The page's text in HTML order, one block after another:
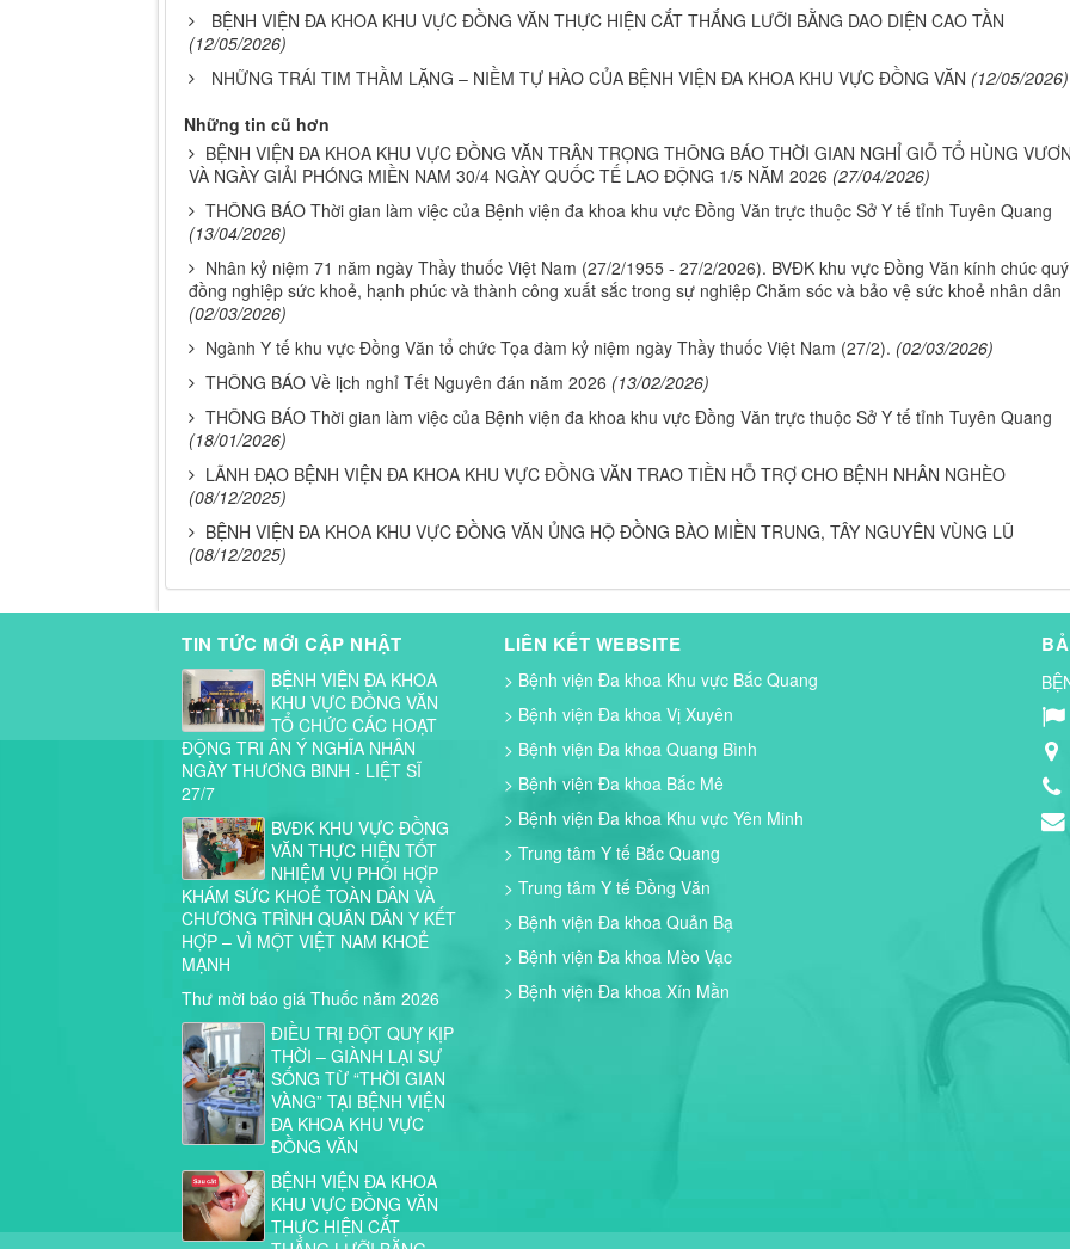
BỆNH VIỆN ĐA KHOA KHU VỰC ĐỒNG VĂN THỰC HIỆN CẮT THẮNG LƯỠI BẰNG DAO DIỆN CAO TẦN
(12/05/2026)
NHỮNG TRÁI TIM THẦM LẶNG – NIỀM TỰ HÀO CỦA BỆNH VIỆN ĐA KHOA KHU VỰC ĐỒNG VĂN (12/05/2026)
Những tin cũ hơn
BỆNH VIỆN ĐA KHOA KHU VỰC ĐỒNG VĂN TRÂN TRỌNG THÔNG BÁO THỜI GIAN NGHỈ GIỖ TỔ HÙNG
VÀ NGÀY GIẢI PHÓNG MIỀN NAM 30/4 NGÀY QUỐC TẾ LAO ĐỘNG 1/5 NĂM 2026 (27/04/2026)
THÔNG BÁO Thời gian làm việc của Bệnh viện đa khoa khu vực Đồng Văn trực thuộc Sở Y tế tỉnh Tuyên Quang
(13/04/2026)
Nhân kỷ niệm 71 năm ngày Thầy thuốc Việt Nam (27/2/1955 - 27/2/2026). BVĐK khu vực Đồng Văn kính chúc quý
đồng nghiệp sức khoẻ, hạnh phúc và thành công xuất sắc trong sự nghiệp Chăm sóc và bảo vệ sức khoẻ nhân dân
(02/03/2026)
Ngành Y tế khu vực Đồng Văn tổ chức Tọa đàm kỷ niệm ngày Thầy thuốc Việt Nam (27/2). (02/03/2026)
THÔNG BÁO Về lịch nghỉ Tết Nguyên đán năm 2026 (13/02/2026)
THÔNG BÁO Thời gian làm việc của Bệnh viện đa khoa khu vực Đồng Văn trực thuộc Sở Y tế tỉnh Tuyên Quang
(18/01/2026)
LÃNH ĐẠO BỆNH VIỆN ĐA KHOA KHU VỰC ĐỒNG VĂN TRAO TIỀN HỖ TRỢ CHO BỆNH NHÂN NGHÈO
(08/12/2025)
BỆNH VIỆN ĐA KHOA KHU VỰC ĐỒNG VĂN ỦNG HỘ ĐỒNG BÀO MIỀN TRUNG, TÂY NGUYÊN VÙNG LŨ
(08/12/2025)
TIN TỨC MỚI CẬP NHẬT
BỆNH VIỆN ĐA KHOA
KHU VỰC ĐỒNG VĂN
TỔ CHỨC CÁC HOẠT
ĐỘNG TRI ÂN Ý NGHĨA NHÂN
NGÀY THƯƠNG BINH - LIỆT SĨ
27/7
BVĐK KHU VỰC ĐỒNG
VĂN THỰC HIỆN TỐT
NHIỆM VỤ PHỐI HỢP
KHÁM SỨC KHOẺ TOÀN DÂN VÀ
CHƯƠNG TRÌNH QUÂN DÂN Y KẾT
HỢP – VÌ MỘT VIỆT NAM KHOẺ
MẠNH
Thư mời báo giá Thuốc năm 2026
ĐIỀU TRỊ ĐỘT QUỴ KỊP
THỜI – GIÀNH LẠI SỰ
SỐNG TỪ “THỜI GIAN
VÀNG” TẠI BỆNH VIỆN
ĐA KHOA KHU VỰC
ĐỒNG VĂN
BỆNH VIỆN ĐA KHOA
KHU VỰC ĐỒNG VĂN
THỰC HIỆN CẮT
LIÊN KẾT WEBSITE
> Bệnh viện Đa khoa Khu vực Bắc Quang
> Bệnh viện Đa khoa Vị Xuyên
> Bệnh viện Đa khoa Quang Bình
> Bệnh viện Đa khoa Bắc Mê
> Bệnh viện Đa khoa Khu vực Yên Minh
> Trung tâm Y tế Bắc Quang
> Trung tâm Y tế Đồng Văn
> Bệnh viện Đa khoa Quản Bạ
> Bệnh viện Đa khoa Mèo Vạc
> Bệnh viện Đa khoa Xín Mần